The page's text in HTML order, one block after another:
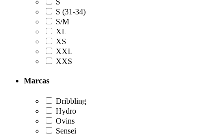
S (31-34)
S/M
XL
XS
XXL
XXS
Marcas
Dribbling
Hydro
Ovins
Sensei